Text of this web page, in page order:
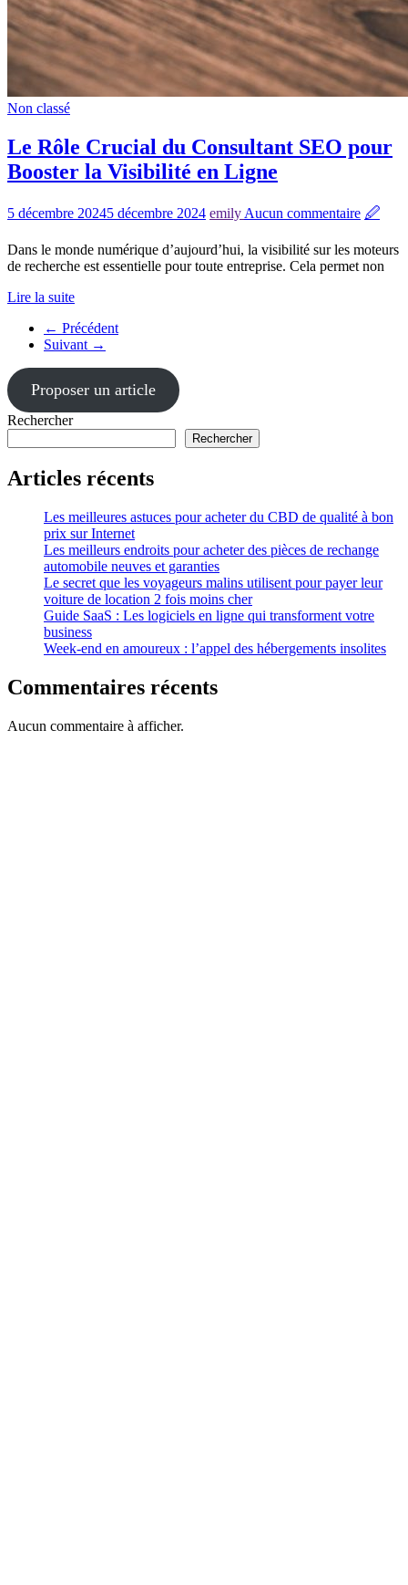
Non classé
Le Rôle Crucial du Consultant SEO pour
Booster la Visibilité en Ligne
5 décembre 20245 décembre 2024 emily Aucun commentaire 🖉
Dans le monde numérique d’aujourd’hui, la visibilité sur les moteurs
de recherche est essentielle pour toute entreprise. Cela permet non
Lire la suite
← Précédent
Suivant →
Proposer un article
Rechercher
Rechercher
Articles récents
Les meilleures astuces pour acheter du CBD de qualité à bon
prix sur Internet
Les meilleurs endroits pour acheter des pièces de rechange
automobile neuves et garanties
Le secret que les voyageurs malins utilisent pour payer leur
voiture de location 2 fois moins cher
Guide SaaS : Les logiciels en ligne qui transforment votre
business
Week-end en amoureux : l’appel des hébergements insolites
Commentaires récents
Aucun commentaire à afficher.